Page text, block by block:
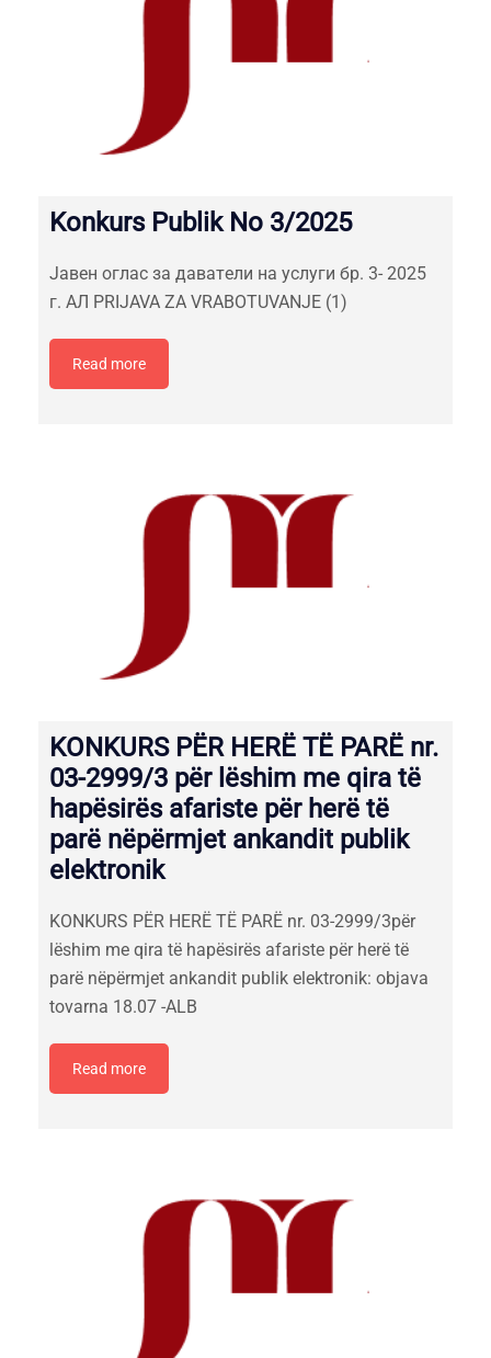
Konkurs Publik No 3/2025
Jавен оглас за давaтeли на услуги бр. 3- 2025
г. АЛ PRIJAVA ZA VRABOTUVANJE (1)
Read more
KONKURS PËR HERË TË PARË nr.
03-2999/3 për lëshim me qira të
hapësirës afariste për herë të
parë nëpërmjet ankandit publik
elektronik
KONKURS PËR HERË TË PARË nr. 03-2999/3për
lëshim me qira të hapësirës afariste për herë të
parë nëpërmjet ankandit publik elektronik: objava
tovarna 18.07 -ALB
Read more